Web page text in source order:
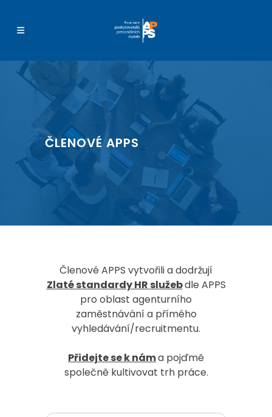
ČLENOVÉ APPS
Členové APPS vytvořili a dodržují
Zlaté standardy HR služebdle APPS
pro oblast agenturního
zaměstnávání a přímého
vyhledávání/recruitmentu.
Přidejte se k náma pojďmě
společně kultivovat trh práce.